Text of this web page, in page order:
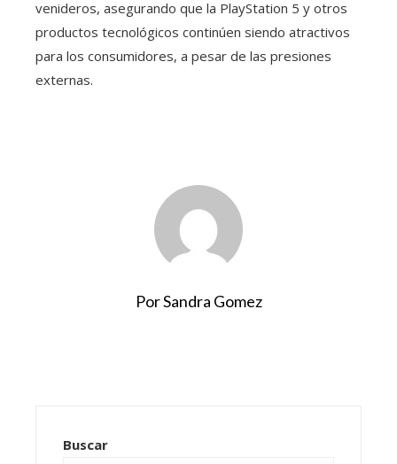
venideros, asegurando que la PlayStation 5 y otros
productos tecnológicos continúen siendo atractivos
para los consumidores, a pesar de las presiones
externas.
Por Sandra Gomez
Buscar